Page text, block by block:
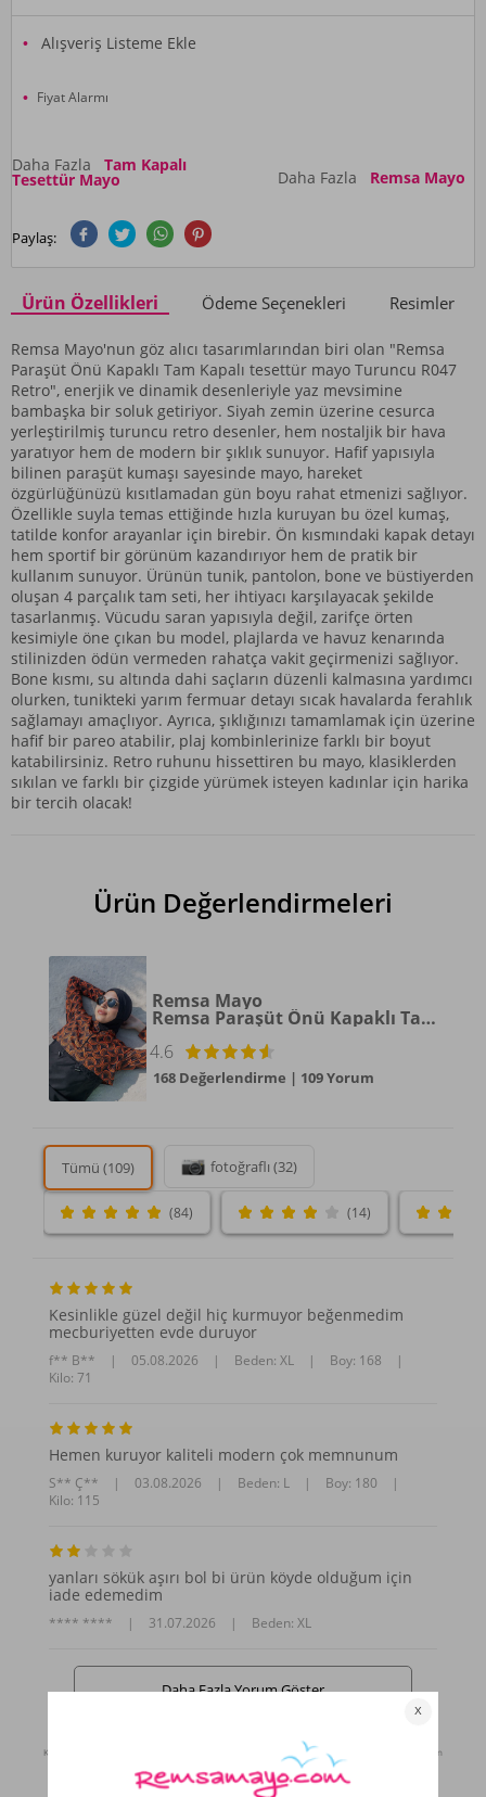
Alışveriş Listeme Ekle
Fiyat Alarmı
Daha Fazla Tam Kapalı
Tesettür Mayo Daha Fazla Remsa Mayo
Paylaş:
Ürün Özellikleri Ödeme Seçenekleri Resimler
Remsa Mayo'nun göz alıcı tasarımlarından biri olan "Remsa
Paraşüt Önü Kapaklı Tam Kapalı tesettür mayo Turuncu R047
Retro", enerjik ve dinamik desenleriyle yaz mevsimine
bambaşka bir soluk getiriyor. Siyah zemin üzerine cesurca
yerleştirilmiş turuncu retro desenler, hem nostaljik bir hava
yaratıyor hem de modern bir şıklık sunuyor. Hafif yapısıyla
bilinen paraşüt kumaşı sayesinde mayo, hareket
özgürlüğünüzü kısıtlamadan gün boyu rahat etmenizi sağlıyor.
Özellikle suyla temas ettiğinde hızla kuruyan bu özel kumaş,
tatilde konfor arayanlar için birebir. Ön kısmındaki kapak detayı
hem sportif bir görünüm kazandırıyor hem de pratik bir
kullanım sunuyor. Ürünün tunik, pantolon, bone ve büstiyerden
oluşan 4 parçalık tam seti, her ihtiyacı karşılayacak şekilde
tasarlanmış. Vücudu saran yapısıyla değil, zarifçe örten
kesimiyle öne çıkan bu model, plajlarda ve havuz kenarında
stilinizden ödün vermeden rahatça vakit geçirmenizi sağlıyor.
Bone kısmı, su altında dahi saçların düzenli kalmasına yardımcı
olurken, tunikteki yarım fermuar detayı sıcak havalarda ferahlık
sağlamayı amaçlıyor. Ayrıca, şıklığınızı tamamlamak için üzerine
hafif bir pareo atabilir, plaj kombinlerinize farklı bir boyut
katabilirsiniz. Retro ruhunu hissettiren bu mayo, klasiklerden
sıkılan ve farklı bir çizgide yürümek isteyen kadınlar için harika
bir tercih olacak!
Ürün Değerlendirmeleri
Remsa Mayo
Remsa Paraşüt Önü Kapaklı Tam Kapalı Tesettür Mayo Turuncu R047 Retro
4.6
168 Değerlendirme | 109 Yorum
Tümü (109) fotoğraflı (32)
(84) (14)
Kesinlikle güzel değil hiç kurmuyor beğenmedim
mecburiyetten evde duruyor
f** B** | 05.08.2026 | Beden: XL | Boy: 168
|
Kilo: 71
Hemen kuruyor kaliteli modern çok memnunum
S** Ç** | 03.08.2026 | Beden: L | Boy: 180
|
Kilo: 115
yanları sökük aşırı bol bi ürün köyde olduğum için
iade edemedim
**** **** | 31.07.2026 | Beden: XL
Daha Fazla Yorum Göster
Kaynak: Trendyol ⚡ CollectAction